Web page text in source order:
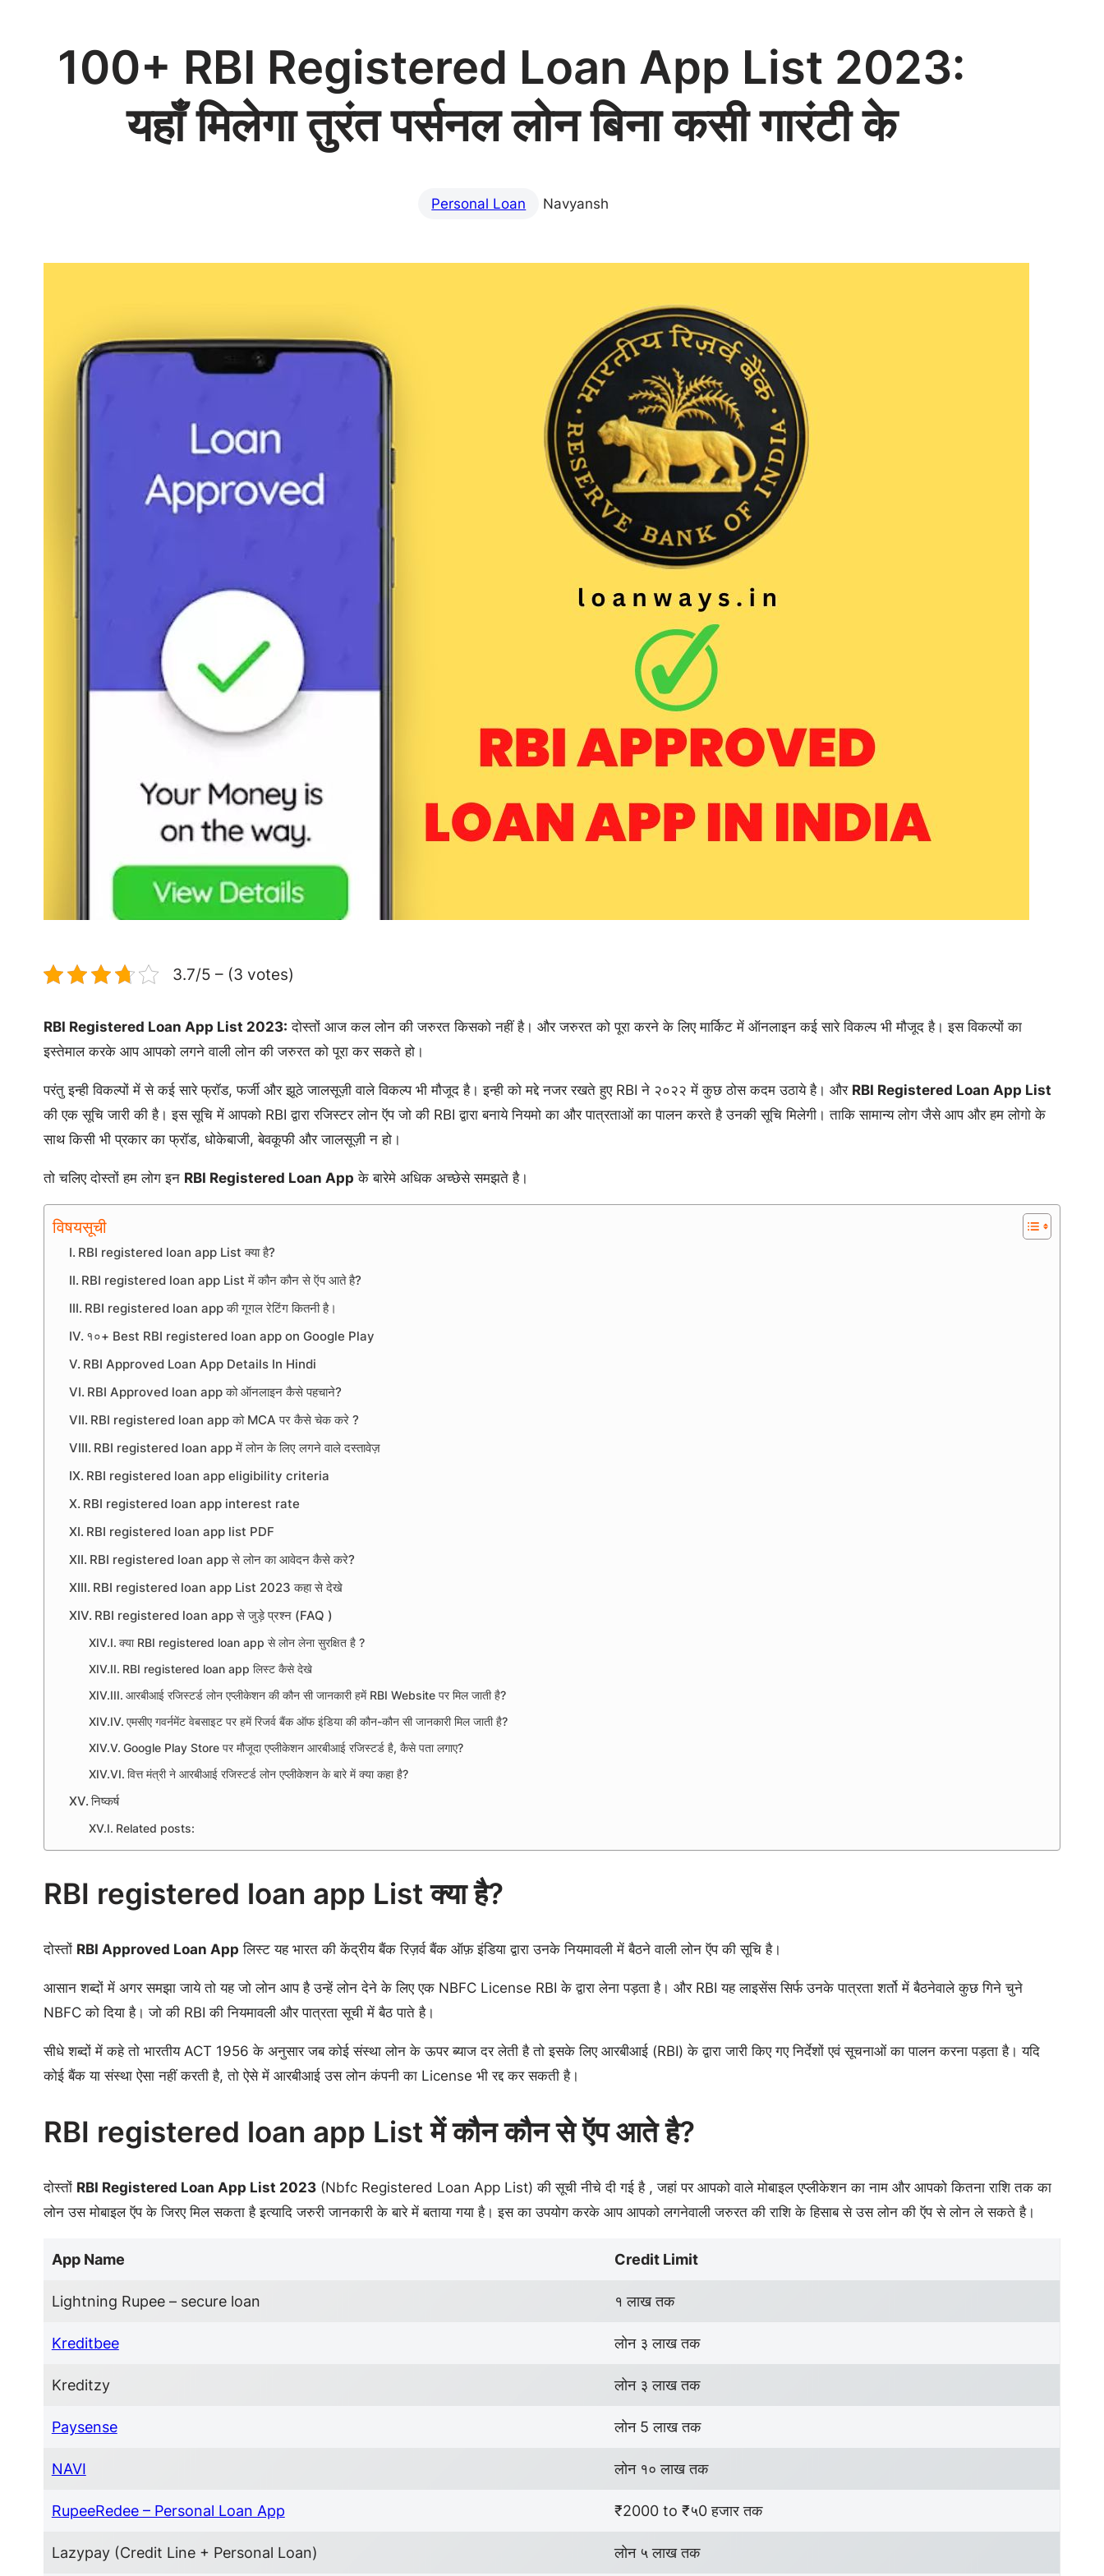
100+ RBI Registered Loan App List 2023:
यहाँ मिलेगा तुरंत पर्सनल लोन बिना कसी गारंटी के
Personal Loan Navyansh
3.7/5 – (3 votes)
RBI Registered Loan App List 2023: दोस्तों आज कल लोन की जरुरत किसको नहीं है। और जरुरत को पूरा करने के लिए मार्किट में ऑनलाइन कई सारे विकल्प भी मौजूद है। इस विकल्पों का
इस्तेमाल करके आप आपको लगने वाली लोन की जरुरत को पूरा कर सकते हो।
परंतु इन्ही विकल्पों में से कई सारे फ्रॉड, फर्जी और झूठे जालसूज़ी वाले विकल्प भी मौजूद है। इन्ही को मद्दे नजर रखते हुए RBI ने २०२२ में कुछ ठोस कदम उठाये है। और RBI Registered Loan App List
की एक सूचि जारी की है। इस सूचि में आपको RBI द्वारा रजिस्टर लोन ऍप जो की RBI द्वारा बनाये नियमो का और पात्रताओं का पालन करते है उनकी सूचि मिलेगी। ताकि सामान्य लोग जैसे आप और हम लोगो के
साथ किसी भी प्रकार का फ्रॉड, धोकेबाजी, बेवकूफी और जालसूज़ी न हो।
तो चलिए दोस्तों हम लोग इन RBI Registered Loan App के बारेमे अधिक अच्छेसे समझते है।
विषयसूची
RBI registered loan app List क्या है?
RBI registered loan app List में कौन कौन से ऍप आते है?
RBI registered loan app की गूगल रेटिंग कितनी है।
१०+ Best RBI registered loan app on Google Play
RBI Approved Loan App Details In Hindi
RBI Approved loan app को ऑनलाइन कैसे पहचाने?
RBI registered loan app को MCA पर कैसे चेक करे ?
RBI registered loan app में लोन के लिए लगने वाले दस्तावेज़
RBI registered loan app eligibility criteria
RBI registered loan app interest rate
RBI registered loan app list PDF
RBI registered loan app से लोन का आवेदन कैसे करे?
RBI registered loan app List 2023 कहा से देखे
RBI registered loan app से जुड़े प्रश्न (FAQ )
क्या RBI registered loan app से लोन लेना सुरक्षित है ?
RBI registered loan app लिस्ट कैसे देखे
आरबीआई रजिस्टर्ड लोन एप्लीकेशन की कौन सी जानकारी हमें RBI Website पर मिल जाती है?
एमसीए गवर्नमेंट वेबसाइट पर हमें रिजर्व बैंक ऑफ इंडिया की कौन-कौन सी जानकारी मिल जाती है?
Google Play Store पर मौजूदा एप्लीकेशन आरबीआई रजिस्टर्ड है, कैसे पता लगाए?
वित्त मंत्री ने आरबीआई रजिस्टर्ड लोन एप्लीकेशन के बारे में क्या कहा है?
निष्कर्ष
Related posts:
RBI registered loan app List क्या है?
दोस्तों RBI Approved Loan App लिस्ट यह भारत की केंद्रीय बैंक रिज़र्व बैंक ऑफ़ इंडिया द्वारा उनके नियमावली में बैठने वाली लोन ऍप की सूचि है।
आसान शब्दों में अगर समझा जाये तो यह जो लोन आप है उन्हें लोन देने के लिए एक NBFC License RBI के द्वारा लेना पड़ता है। और RBI यह लाइसेंस सिर्फ उनके पात्रता शर्तो में बैठनेवाले कुछ गिने चुने
NBFC को दिया है। जो की RBI की नियमावली और पात्रता सूची में बैठ पाते है।
सीधे शब्दों में कहे तो भारतीय ACT 1956 के अनुसार जब कोई संस्था लोन के ऊपर ब्याज दर लेती है तो इसके लिए आरबीआई (RBI) के द्वारा जारी किए गए निर्देशों एवं सूचनाओं का पालन करना पड़ता है। यदि
कोई बैंक या संस्था ऐसा नहीं करती है, तो ऐसे में आरबीआई उस लोन कंपनी का License भी रद्द कर सकती है।
RBI registered loan app List में कौन कौन से ऍप आते है?
दोस्तों RBI Registered Loan App List 2023(Nbfc Registered Loan App List) की सूची नीचे दी गई है , जहां पर आपको वाले मोबाइल एप्लीकेशन का नाम और आपको कितना राशि तक का
लोन उस मोबाइल ऍप के जिरए मिल सकता है इत्यादि जरुरी जानकारी के बारे में बताया गया है। इस का उपयोग करके आप आपको लगनेवाली जरुरत की राशि के हिसाब से उस लोन की ऍप से लोन ले सकते है।
App Name Credit Limit
Lightning Rupee – secure loan १ लाख तक
Kreditbee लोन ३ लाख तक
Kreditzy लोन ३ लाख तक
Paysense लोन 5 लाख तक
NAVI लोन १० लाख तक
RupeeRedee – Personal Loan App ₹2000 to ₹५0 हजार तक
Lazypay (Credit Line + Personal Loan) लोन ५ लाख तक